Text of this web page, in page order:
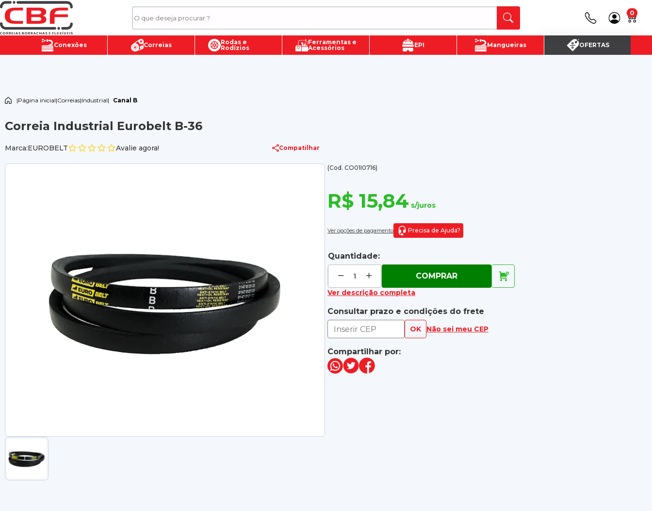
Canais de Atendimento
(16) 3720 - 4700
0
Conexões Correias
Rodas e
Rodízios
Ferramentas e
Acessórios
EPI Mangueiras OFERTAS
|Página inicial|Correias|Industrial| Canal B
Correia Industrial Eurobelt B-36
Marca:EUROBELT Avalie agora! Compatilhar
(Cod. CO01I0716)
R$ 15,84 s/juros
Ver opções de pagamento Precisa de Ajuda?
Quantidade:
COMPRAR
Ver descrição completa
Consultar prazo e condições do frete
OK Não sei meu CEP
Compartilhar por: